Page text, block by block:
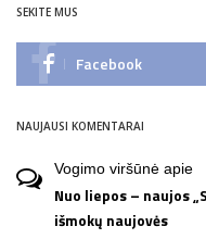
SEKITE MUS
Facebook
NAUJAUSI KOMENTARAI
Vogimo viršūnė apie
Nuo liepos – naujos
išmokų naujovės